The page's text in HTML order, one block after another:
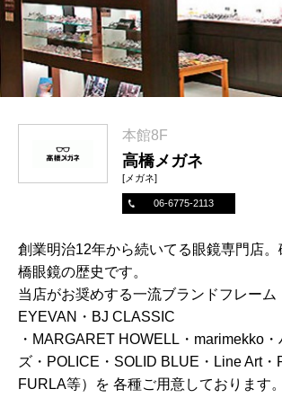
本館8F
高橋メガネ
[メガネ]
06-6775-2113
創業明治12年から続いてる眼鏡専門店
橋眼鏡の歴史です。
当店がお奨めする一流ブランドフレーム
EYEVAN・BJ CLASSIC
・MARGARET HOWELL・marimekko・
ズ・POLICE・SOLID BLUE・Line Art・
FURLA等）を 各種ご用意しております